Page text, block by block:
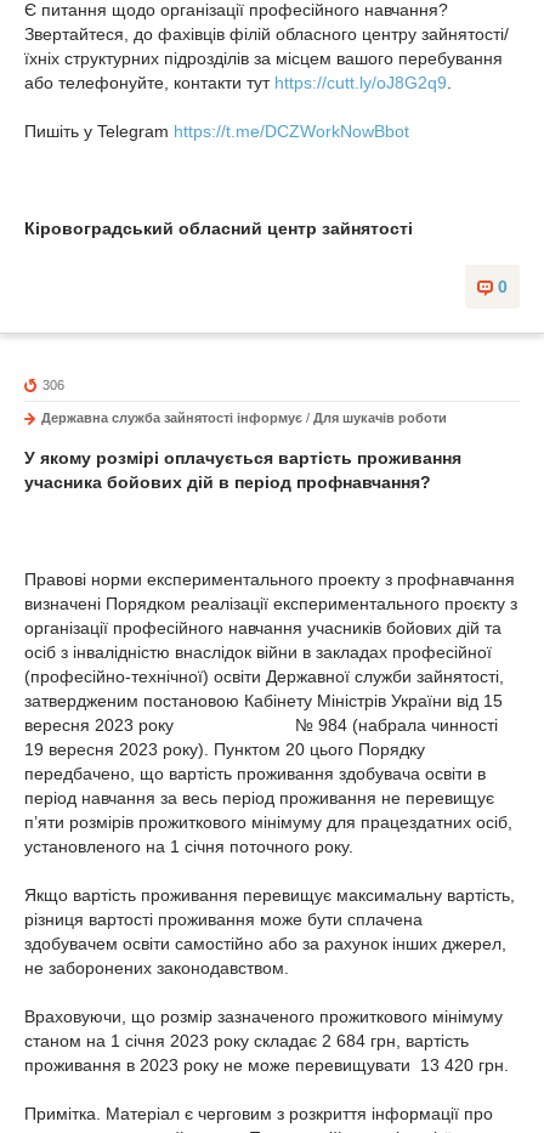
Є питання щодо організації професійного навчання?
Звертайтеся, до фахівців філій обласного центру зайнятості/
їхніх структурних підрозділів за місцем вашого перебування
або телефонуйте, контакти тут https://cutt.ly/oJ8G2q9
Пишіть у Telegram https://t.me/DCZWorkNowBbot
Кіровоградський обласний центр зайнятості
0
306
Державна служба зайнятості інформує / Для шукачів роботи
У якому розмірі оплачується вартість проживання
учасника бойових дій в період профнавчання?
Правові норми експериментального проекту з профнавчання
визначені Порядком реалізації експериментального проєкту з
організації професійного навчання учасників бойових дій та
осіб з інвалідністю внаслідок війни в закладах професійної
(професійно-технічної) освіти Державної служби зайнятості,
затвердженим постановою Кабінету Міністрів України від 15
вересня 2023 року № 984 (набрала чинності
19 вересня 2023 року). Пунктом 20 цього Порядку
передбачено, що вартість проживання здобувача освіти в
період навчання за весь період проживання не перевищує
п’яти розмірів прожиткового мінімуму для працездатних осіб,
установленого на 1 січня поточного року.
Якщо вартість проживання перевищує максимальну вартість,
різниця вартості проживання може бути сплачена
здобувачем освіти самостійно або за рахунок інших джерел,
не заборонених законодавством.
Враховуючи, що розмір зазначеного прожиткового мінімуму
станом на 1 січня 2023 року складає 2 684 грн, вартість
проживання в 2023 року не може перевищувати 13 420 грн.
Примітка. Матеріал є черговим з розкриття інформації про